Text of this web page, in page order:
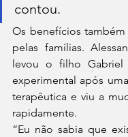
contou.
Os benefícios
pelas famílias.
levou o filho Gabriel
experimental após
terapêutica e viu a
rapidamente.
“Eu não sabia que